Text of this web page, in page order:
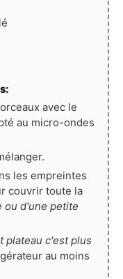
avec le
au micro-ondes
les empreintes
couvrir toute la
ou d'une petite
plateau c'est plus
au moins